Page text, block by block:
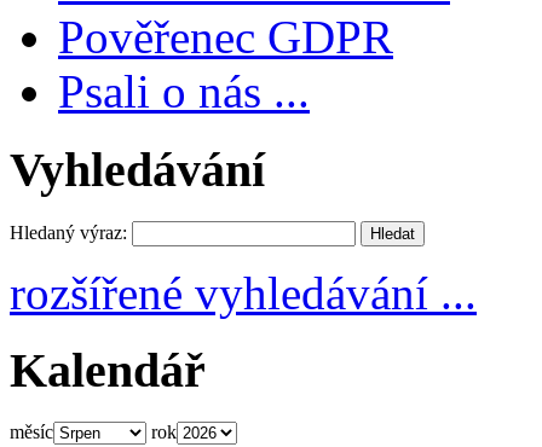
Pověřenec GDPR
Psali o nás ...
Vyhledávání
Hledaný výraz:
rozšířené vyhledávání ...
Kalendář
měsíc rok